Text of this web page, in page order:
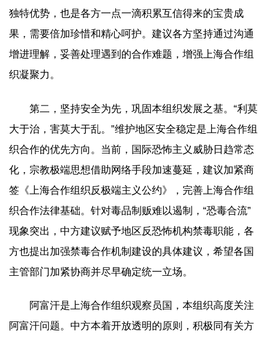
独特优势，也是各方一点一滴积累互信得来的宝贵成
果，需要倍加珍惜和精心呵护。建议各方坚持通过沟通
增进理解，妥善处理遇到的合作难题，增强上海合作组
织凝聚力。
第二，坚持安全为先，巩固本组织发展之基。“利莫
大于治，害莫大于乱。”维护地区安全稳定是上海合作组
织合作的优先方向。当前，国际恐怖主义威胁日趋常态
化，宗教极端思想借助网络手段加速蔓延，建议加紧商
签《上海合作组织反极端主义公约》，完善上海合作组
织合作法律基础。针对毒品制贩难以遏制，“恐毒合流”
现象突出，中方建议赋予地区反恐怖机构禁毒职能，各
方也提出加强禁毒合作机制建设的具体建议，希望各国
主管部门加紧协商并尽早确定统一立场。
阿富汗是上海合作组织观察员国，本组织高度关注
阿富汗问题。中方本着开放透明的原则，积极同有关方